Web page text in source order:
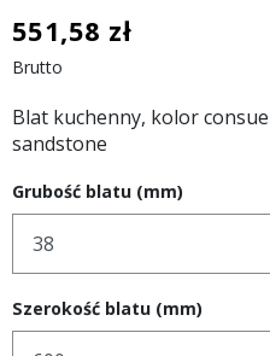
551,58 zł
Brutto
Blat kuchenny, kolor
sandstone
Grubość blatu (mm)
Szerokość blatu (mm)